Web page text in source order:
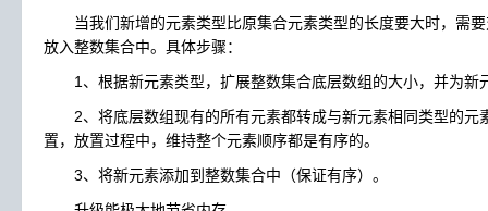
当我们新增的元素类型比原集合元素类型的长度要大时，需要
放入整数集合中。具体步骤：
1、根据新元素类型，扩展整数集合底层数组的大小，并为新
2、将底层数组现有的所有元素都转成与新元素相同类型的元
置，放置过程中，维持整个元素顺序都是有序的。
3、将新元素添加到整数集合中（保证有序）。